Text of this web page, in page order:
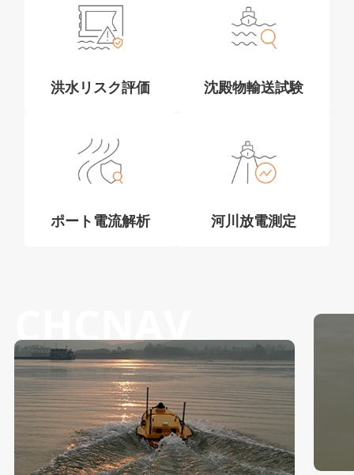
洪水リスク評価 沈殿物輸送試験
ポート電流解析 河川放電測定
CHCNAV